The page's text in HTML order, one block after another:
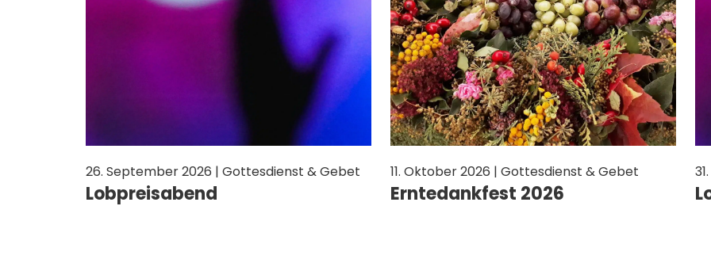
26. September 2026 | Gottesdienst & Gebet
Lobpreisabend
11. Oktober 2026 | Gottesdienst & Gebet
Erntedankfest 2026